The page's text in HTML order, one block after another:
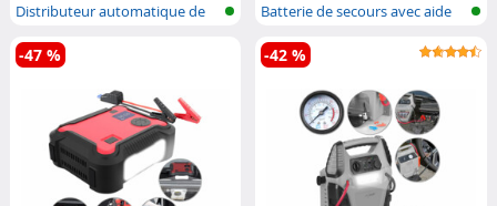
Distributeur automatique de
savon
Batterie de secours avec aide
au dé...
-47 % -42 %